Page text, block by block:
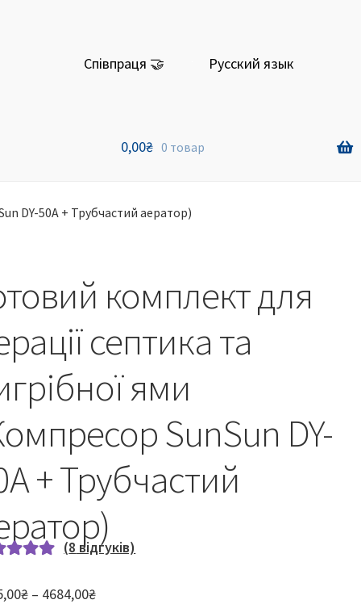
Співпраця 🤝 Русский язык
0,00₴ 0 товар
DY-50А + Трубчастий аератор)
комплект для
септика та
ями
SunSun DY-
+ Трубчастий
з 5 на
(8 відгуків)
₴ – 4684,00₴Діапазон